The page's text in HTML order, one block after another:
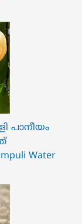
പാനീയം
Water